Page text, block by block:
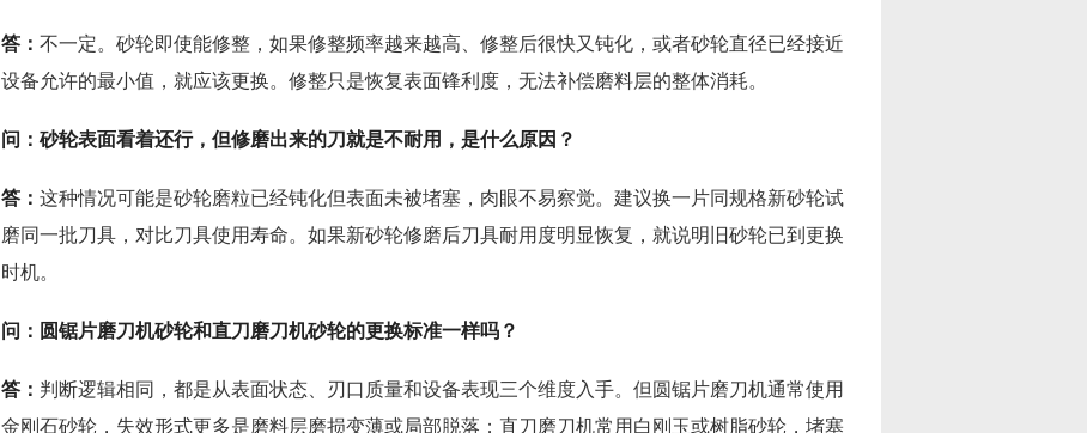
答： 不一定。砂轮即使能修整，如果修整频率越来越高、修整后很快又钝化，或者砂轮直径已经接近
设备允许的最小值，就应该更换。修整只是恢复表面锋利度，无法补偿磨料层的整体消耗。
问：砂轮表面看着还行，但修磨出来的刀就是不耐用，是什么原因？
答： 这种情况可能是砂轮磨粒已经钝化但表面未被堵塞，肉眼不易察觉。建议换一片同规格新砂轮试
磨同一批刀具，对比刀具使用寿命。如果新砂轮修磨后刀具耐用度明显恢复，就说明旧砂轮已到更换
时机。
问：圆锯片磨刀机砂轮和直刀磨刀机砂轮的更换标准一样吗？
答： 判断逻辑相同，都是从表面状态、刃口质量和设备表现三个维度入手。但圆锯片磨刀机通常使用
金刚石砂轮，失效形式更多是磨料层磨损变薄或局部脱落；直刀磨刀机常用白刚玉或树脂砂轮，堵塞